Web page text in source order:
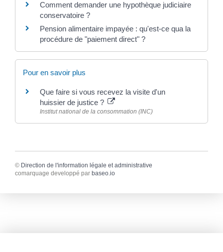
Comment demander une hypothèque judiciaire
conservatoire ?
Pension alimentaire impayée : qu'est-ce qua la
procédure de "paiement direct" ?
Pour en savoir plus
Que faire si vous recevez la visite d'un
huissier de justice ?
Institut national de la consommation (INC)
© Direction de l'information légale et administrative
comarquage developpé par baseo.io